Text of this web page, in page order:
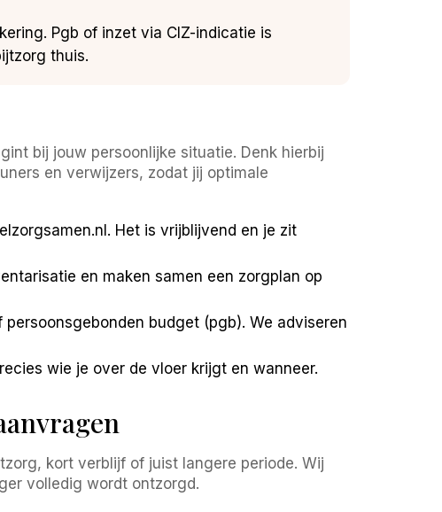
Pgb of inzet via CIZ-indicatie is
thuis.
bij jouw persoonlijke situatie. Denk hierbij
en verwijzers, zodat jij optimale
Het is vrijblijvend en je zit
en maken samen een zorgplan op
budget (pgb). We adviseren
wie je over de vloer krijgt en wanneer.
kort verblijf of juist langere periode. Wij
volledig wordt ontzorgd.